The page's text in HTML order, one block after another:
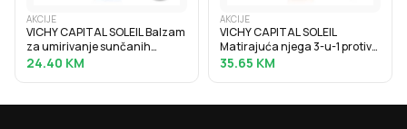
AKCIJE
VICHY CAPITAL SOLEIL Balzam
za umirivanje sunčanih
opeklina, 100 ml
24.40 KM
AKCIJE
VICHY CAPITAL SOLEIL
Matirajuća njega 3-u-1 protiv
masnog sjaja SPF50+, 50 ml
35.65 KM